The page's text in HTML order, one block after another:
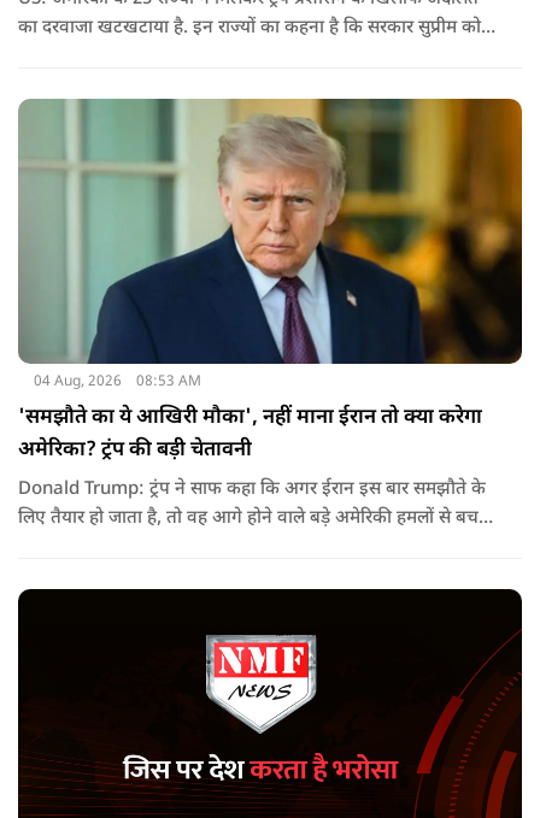
का दरवाजा खटखटाया है. इन राज्यों का कहना है कि सरकार सुप्रीम कोर्ट
04 Aug, 2026 08:53 AM
'समझौते का ये आखिरी मौका', नहीं माना ईरान तो क्या करेगा
अमेरिका? ट्रंप की बड़ी चेतावनी
Donald Trump: ट्रंप ने साफ कहा कि अगर ईरान इस बार समझौते के
लिए तैयार हो जाता है, तो वह आगे होने वाले बड़े अमेरिकी हमलों से बच